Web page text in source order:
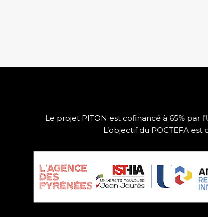
Le projet PITON est cofinancé à 65% par
L’objectif du POCTEFA